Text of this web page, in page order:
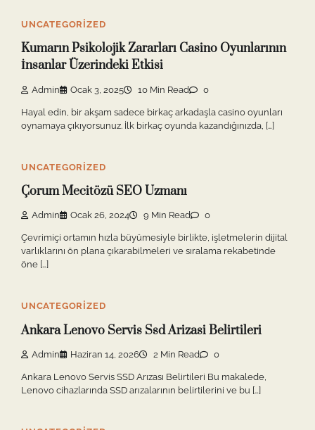
UNCATEGORIZED
Kumarın Psikolojik Zararları Casino Oyunlarının
İnsanlar Üzerindeki Etkisi
Admin Ocak 3, 2025 10 Min Read 0
Hayal edin, bir akşam sadece birkaç arkadaşla casino oyunları
oynamaya çıkıyorsunuz. İlk birkaç oyunda kazandığınızda, […]
UNCATEGORIZED
Çorum Mecitözü SEO Uzmanı
Admin Ocak 26, 2024 9 Min Read 0
Çevrimiçi ortamın hızla büyümesiyle birlikte, işletmelerin dijital
varlıklarını ön plana çıkarabilmeleri ve sıralama rekabetinde
öne […]
UNCATEGORIZED
Ankara Lenovo Servis Ssd Arizasi Belirtileri
Admin Haziran 14, 2026 2 Min Read 0
Ankara Lenovo Servis SSD Arızası Belirtileri Bu makalede,
Lenovo cihazlarında SSD arızalarının belirtilerini ve bu […]